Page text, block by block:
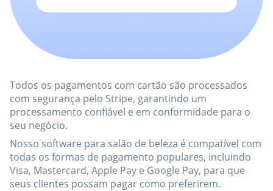
Todos os pagamentos com cartão são processados
com segurança pelo Stripe, garantindo um
processamento confiável e em conformidade para o
seu negócio.
Nosso software para salão de beleza é compatível com
todas os formas de pagamento populares, incluindo
Visa, Mastercard, Apple Pay e Google Pay, para que
seus clientes possam pagar como preferirem.